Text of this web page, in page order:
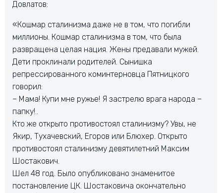
Довлатов:
«Кошмар сталинизма даже не в том, что погибли
миллионы. Кошмар сталинизма в том, что была
развращена целая нация. Жены предавали мужей.
Дети проклинали родителей. Сынишка
репрессированного коминтерновца Пятницкого
говорил:
– Мама! Купи мне ружье! Я застрелю врага народа –
папку!..
Кто же открыто противостоял сталинизму? Увы, не
Якир, Тухачевский, Егоров или Блюхер. Открыто
противостоял сталинизму девятилетний Максим
Шостакович.
Шел 48 год. Было опубликовано знаменитое
постановление ЦК. Шостаковича окончательно